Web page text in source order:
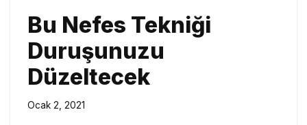
Bu Nefes Tekniği
Duruşunuzu
Düzeltecek
Ocak 2, 2021